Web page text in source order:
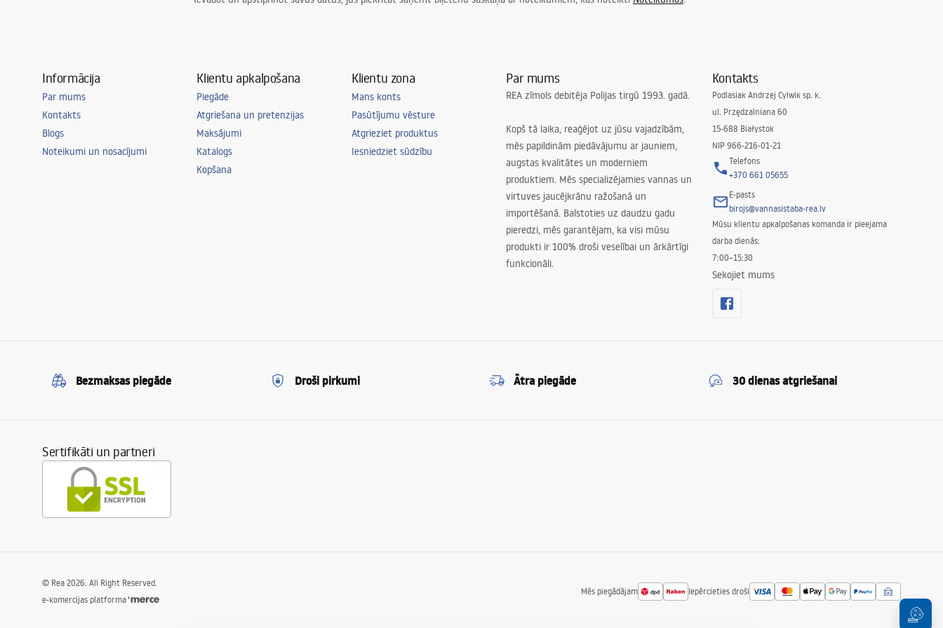
Informācija
Par mums
Kontakts
Blogs
Noteikumi un nosacījumi
Klientu apkalpošana
Piegāde
Atgriešana un pretenzijas
Maksājumi
Katalogs
Kopšana
Klientu zona
Mans konts
Pasūtījumu vēsture
Atgrieziet produktus
Iesniedziet sūdzību
Par mums
REA zīmols debitēja Polijas tirgū 1993. gadā.
Kopš tā laika, reaģējot uz jūsu vajadzībām,
mēs papildinām piedāvājumu ar jauniem,
augstas kvalitātes un moderniem
produktiem. Mēs specializējamies vannas un
virtuves jaucējkrānu ražošanā un
importēšanā. Balstoties uz daudzu gadu
pieredzi, mēs garantējam, ka visi mūsu
produkti ir 100% droši veselībai un ārkārtīgi
funkcionāli.
Kontakts
Podlasiak Andrzej Cylwik sp. k.
ul. Przędzalniana 60
15-688 Białystok
NIP 966-216-01-21
Telefons
+370 661 05655
E-pasts
birojs@vannasistaba-rea.lv
Mūsu klientu apkalpošanas komanda ir pieejama
darba dienās:
7:00–15:30
Sekojiet mums
Bezmaksas piegāde Droši pirkumi Ātra piegāde 30 dienas atgriešanai
Sertifikāti un partneri
Mēs piegādājam Iepērcieties droši
© Rea 2026. All Right Reserved.
e-komercijas platforma